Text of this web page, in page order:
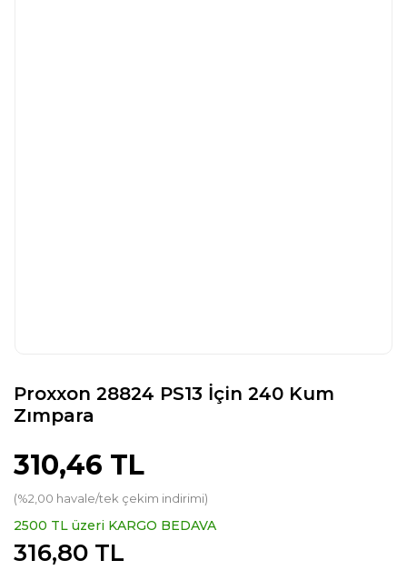
Proxxon 28824 PS13 İçin 240 Kum
Zımpara
310,46 TL
(%2,00 havale/tek çekim indirimi)
2500 TL üzeri KARGO BEDAVA
316,80 TL